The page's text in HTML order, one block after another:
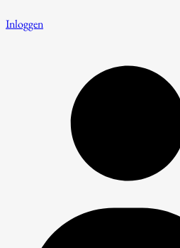
Inloggen